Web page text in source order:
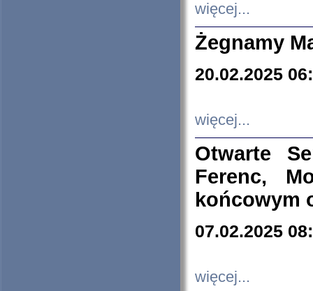
więcej...
Żegnamy
20.02.2025
więcej...
Otwarte
Ferenc,
końcowym
07.02.2025
więcej...